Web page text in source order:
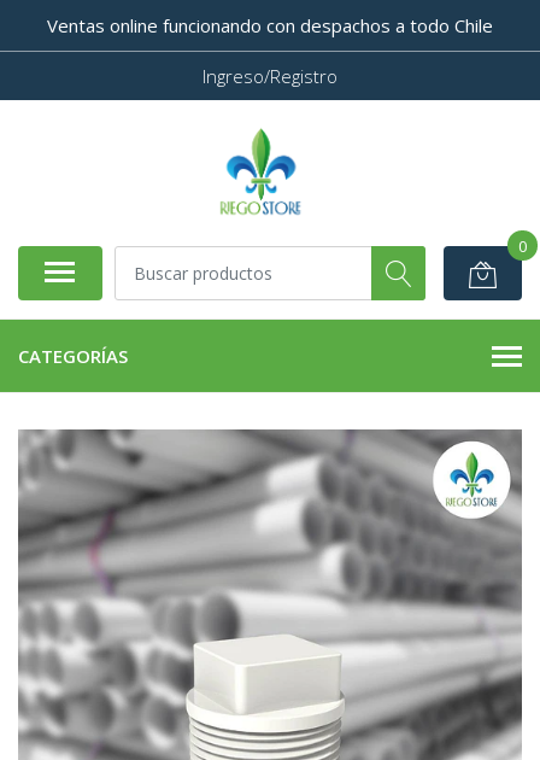
Ventas online funcionando con despachos a todo Chile
Ingreso/Registro
0
CATEGORÍAS